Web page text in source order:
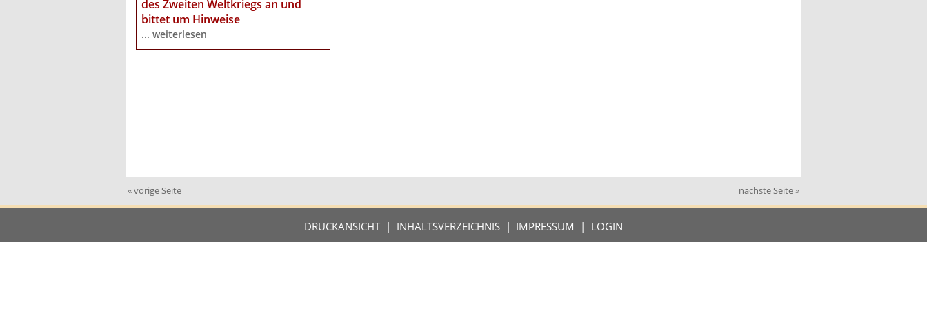
des Zweiten Weltkriegs an und
bittet um Hinweise
... weiterlesen
« vorige Seite nächste Seite »
DRUCKANSICHT | INHALTSVERZEICHNIS | IMPRESSUM | LOGIN